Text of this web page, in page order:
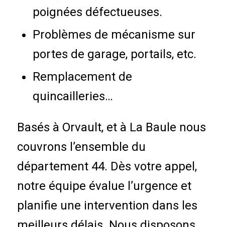
poignées défectueuses.
Problèmes de mécanisme sur
portes de garage, portails, etc.
Remplacement de
quincailleries…
Basés à Orvault, et à La Baule nous
couvrons l’ensemble du
département 44. Dès votre appel,
notre équipe évalue l’urgence et
planifie une intervention dans les